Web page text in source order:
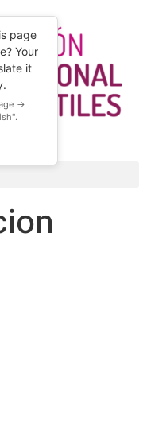
page
Your
it
→